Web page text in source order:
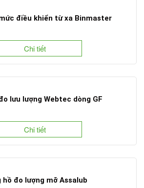
điều khiển từ xa Binmaster
Chi tiết
lưu lượng Webtec dòng GF
Chi tiết
hồ đo lượng mỡ Assalub